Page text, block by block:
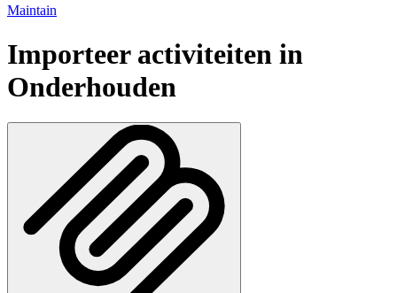
Maintain
Importeer activiteiten in
Onderhouden